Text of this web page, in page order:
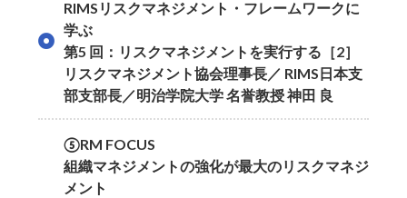
RIMSリスクマネジメント・フレームワークに
学ぶ
第5 回：リスクマネジメントを実行する［2］
リスクマネジメント協会理事長／ RIMS日本支
部支部長／明治学院大学 名誉教授 神田 良
⑤RM FOCUS
組織マネジメントの強化が最大のリスクマネジ
メント